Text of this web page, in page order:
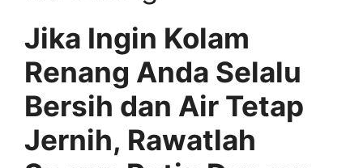
Jika Ingin Kolam
Renang Anda Selalu
Bersih dan Air Tetap
Jernih, Rawatlah